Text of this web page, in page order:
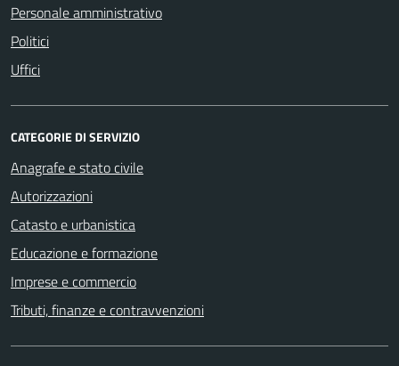
Personale amministrativo
Politici
Uffici
CATEGORIE DI SERVIZIO
Anagrafe e stato civile
Autorizzazioni
Catasto e urbanistica
Educazione e formazione
Imprese e commercio
Tributi, finanze e contravvenzioni